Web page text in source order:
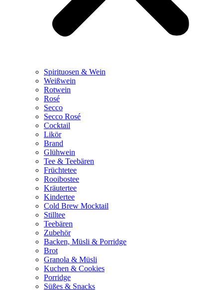
Spirituosen & Wein
Weißwein
Rotwein
Rosé
Secco
Secco Rosé
Cocktail
Likör
Brand
Glühwein
Tee & Teebären
Früchtetee
Rooibostee
Kräutertee
Kindertee
Cold Brew Mocktail
Stilltee
Teebären
Zubehör
Backen, Müsli & Porridge
Brot
Granola & Müsli
Kuchen & Cookies
Porridge
Süßes & Snacks